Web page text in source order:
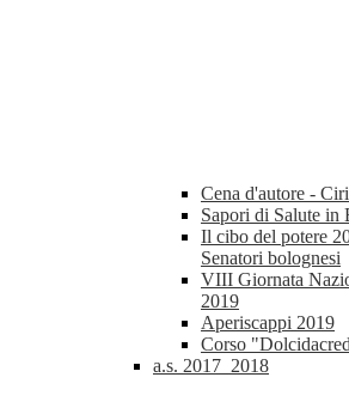
Cena d'autore -
Sapori di Salute in
Il cibo del potere
Senatori bolognesi
VIII Giornata
2019
Aperiscappi 2019
Corso
a.s. 2017_2018